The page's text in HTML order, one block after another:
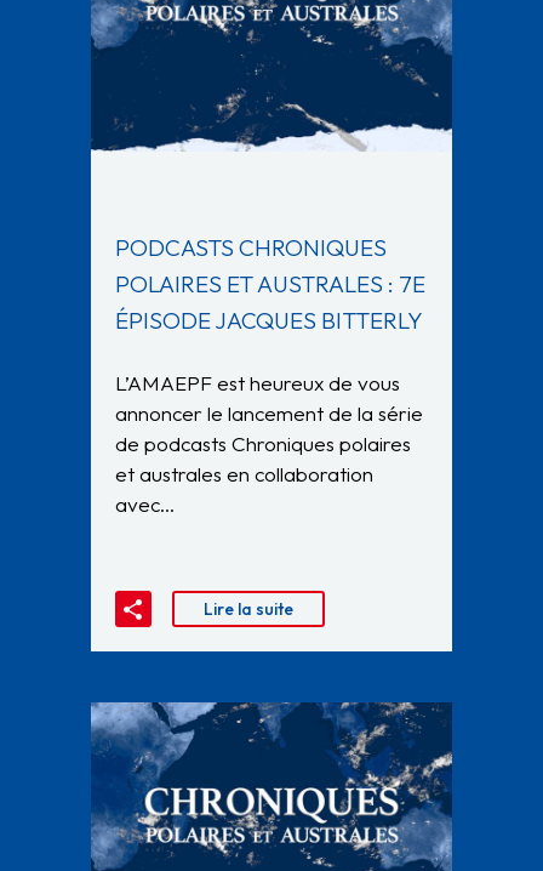
PODCASTS CHRONIQUES
POLAIRES ET AUSTRALES : 7E
ÉPISODE JACQUES BITTERLY
L’AMAEPF est heureux de vous
annoncer le lancement de la série
de podcasts Chroniques polaires
et australes en collaboration
avec…
Lire la suite